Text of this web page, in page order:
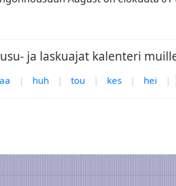
ja laskuajat kalenteri
| huh | tou | kes | hei |